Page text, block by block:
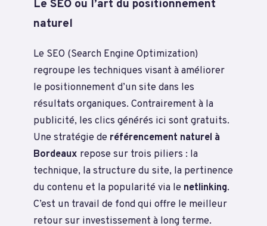
Le SEO ou l’art du positionnement
naturel
Le SEO (Search Engine Optimization)
regroupe les techniques visant à améliorer
le positionnement d’un site dans les
résultats organiques. Contrairement à la
publicité, les clics générés ici sont gratuits.
Une stratégie de référencement naturel à
Bordeaux repose sur trois piliers : la
technique, la structure du site, la pertinence
du contenu et la popularité via le netlinking.
C’est un travail de fond qui offre le meilleur
retour sur investissement à long terme.